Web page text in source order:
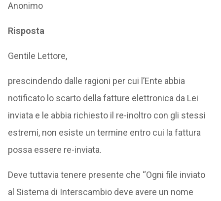
Anonimo
Risposta
Gentile Lettore,
prescindendo dalle ragioni per cui l’Ente abbia
notificato lo scarto della fatture elettronica da Lei
inviata e le abbia richiesto il re-inoltro con gli stessi
estremi, non esiste un termine entro cui la fattura
possa essere re-inviata.
Deve tuttavia tenere presente che “Ogni file inviato
al Sistema di Interscambio deve avere un nome